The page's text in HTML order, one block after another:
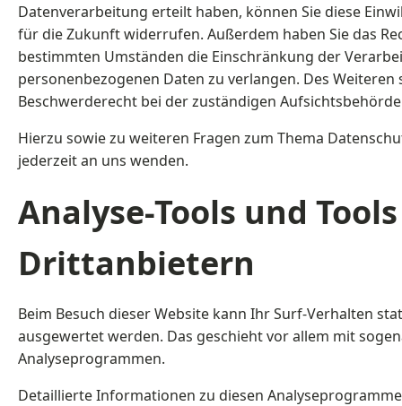
Datenverarbeitung erteilt haben, können Sie diese
für die Zukunft widerrufen. Außerdem haben Sie das
bestimmten Umständen die Einschränkung der
personenbezogenen Daten zu verlangen. Des Weiteren
Beschwerderecht bei der zuständigen
Hierzu sowie zu weiteren Fragen zum Thema
jederzeit an uns wenden.
Analyse-Tools und
Dritt­anbietern
Beim Besuch dieser Website kann Ihr Surf-Verhalten
ausgewertet werden. Das geschieht vor allem mit
Analyseprogrammen.
Detaillierte Informationen zu diesen